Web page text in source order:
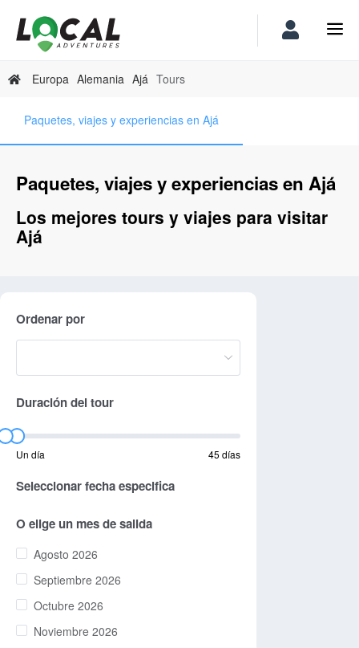
Europa Alemania Ajá Tours
Paquetes, viajes y experiencias en Ajá
Paquetes, viajes y experiencias en Ajá
Los mejores tours y viajes para visitar
Ajá
Ordenar por
Duración del tour
Un día 45 días
Seleccionar fecha especifica
O elige un mes de salida
Agosto 2026
Septiembre 2026
Octubre 2026
Noviembre 2026